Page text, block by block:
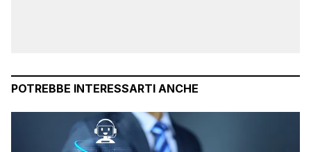
POTREBBE INTERESSARTI ANCHE